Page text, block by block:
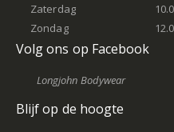
Zaterdag
Zondag
Volg ons op Facebook
Longjohn Bodywear
Blijf op de hoogte